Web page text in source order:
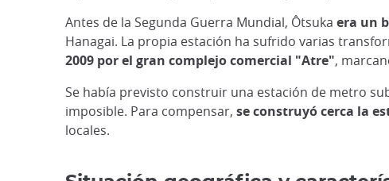
Antes de la Segunda Guerra Mundial, Ôtsuka era un
Hanagai. La propia estación ha sufrido varias
2009 por el gran complejo comercial "Atre",
Se había previsto construir una estación de metro
imposible. Para compensar, se construyó cerca la
locales.